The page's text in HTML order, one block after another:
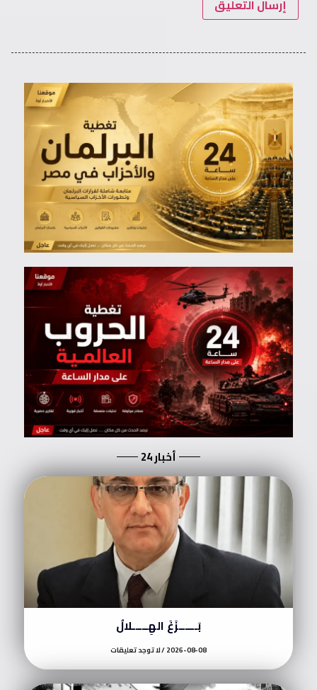
أخبار 24
بَــــــزَغَ الهِـــــلالُ
2026-08-08 لا توجد تعليقات